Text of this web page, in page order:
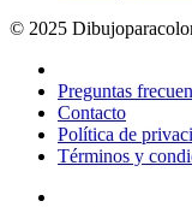
© 2025
Preguntas
Contacto
Política de
Términos y